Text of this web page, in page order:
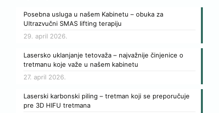
Posebna usluga u našem Kabinetu – obuka za
Ultrazvučni SMAS lifting terapiju
29. april 2026.
Lasersko uklanjanje tetovaža – najvažnije činjenice o
tretmanu koje važe u našem kabinetu
27. april 2026.
Laserski karbonski piling – tretman koji se preporučuje
pre 3D HIFU tretmana